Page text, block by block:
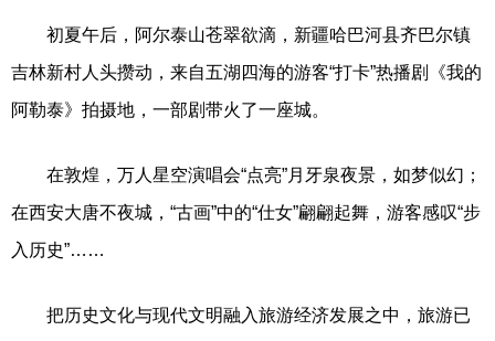
初夏午后，阿尔泰山苍翠欲滴，新疆哈巴河县齐巴尔镇
吉林新村人头攒动，来自五湖四海的游客“打卡”热播剧《我的
阿勒泰》拍摄地，一部剧带火了一座城。
在敦煌，万人星空演唱会“点亮”月牙泉夜景，如梦似幻；
在西安大唐不夜城，“古画”中的“仕女”翩翩起舞，游客感叹“步
入历史”……
把历史文化与现代文明融入旅游经济发展之中，旅游已